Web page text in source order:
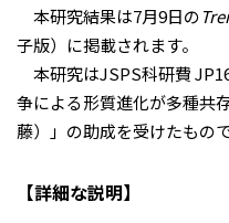
本研究結果は7月9日の
子版）に掲載されます。
本研究はJSPS科研費
争による形質進化が多種共
藤）」の助成を受けたもので
【詳細な説明】